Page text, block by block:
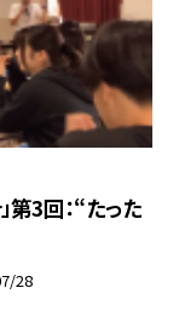
3回：“たった
28